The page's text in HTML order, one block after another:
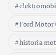
Ford Motor
historia